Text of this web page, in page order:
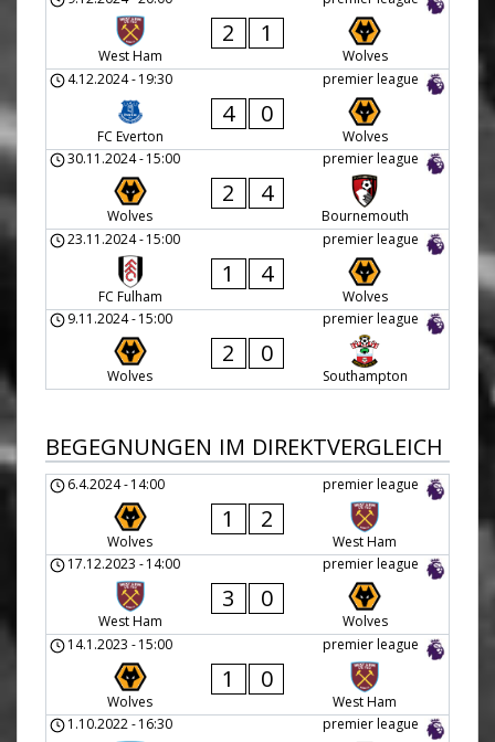
West Ham
2 1
Wolves
premier league
4.12.2024-19:30
FC Everton
4 0
Wolves
premier league
30.11.2024-15:00
Wolves
2 4
Bournemouth
premier league
23.11.2024-15:00
FC Fulham
1 4
Wolves
premier league
9.11.2024-15:00
Wolves
2 0
Southampton
BEGEGNUNGEN IM DIREKTVERGLEICH
premier league
6.4.2024-14:00
Wolves
1 2
West Ham
premier league
17.12.2023 -14:00
West Ham
3 0
Wolves
premier league
14.1.2023 -15:00
Wolves
1 0
West Ham
premier league
1.10.2022-16:30